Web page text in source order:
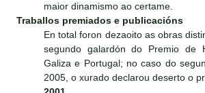
maior dinamismo ao certame.
Traballos premiados e publicacións
En total foron dezaoito as obras
segundo galardón do Premio de
Galiza e Portugal; no caso do
2005, o xurado declarou deserto o